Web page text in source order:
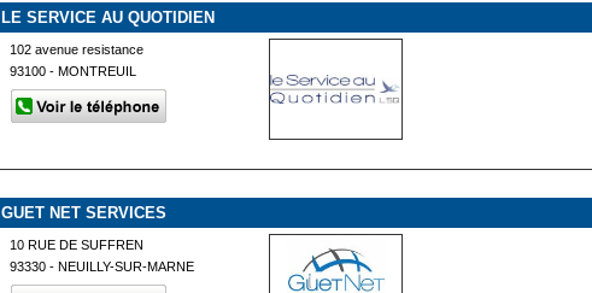
LE SERVICE AU QUOTIDIEN
102 avenue resistance
93100 - MONTREUIL
GUET NET SERVICES
10 RUE DE SUFFREN
93330 - NEUILLY-SUR-MARNE